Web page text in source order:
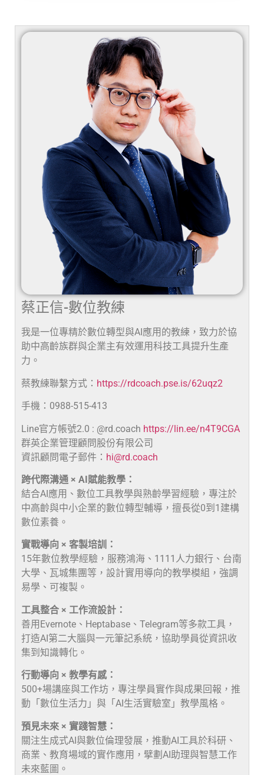
蔡正信-數位教練
我是一位專精於數位轉型與AI應用的教練，致力於協
助中高齡族群與企業主有效運用科技工具提升生產
力。
蔡教練聯繫方式： https://rdcoach.pse.is/62uqz2
手機：0988-515-413
Line官方帳號2.0 : @rd.coach https://lin.ee/n4T9CGA
群英企業管理顧問股份有限公司
資訊顧問電子郵件： hi@rd.coach
跨代際溝通 × AI賦能教學：
結合AI應用、數位工具教學與熟齡學習經驗，專注於
中高齡與中小企業的數位轉型輔導，擅長從0到1建構
數位素養。
實戰導向 × 客製培訓：
15年數位教學經驗，服務鴻海、1111人力銀行、台南
大學、瓦城集團等，設計實用導向的教學模組，強調
易學、可複製。
工具整合 × 工作流設計：
善用Evernote、Heptabase、Telegram等多款工具，
打造AI第二大腦與一元筆記系統，協助學員從資訊收
集到知識轉化。
行動導向 × 教學有感：
500+場講座與工作坊，專注學員實作與成果回報，推
動「數位生活力」與「AI生活實驗室」教學風格。
預見未來 × 實踐智慧：
關注生成式AI與數位倫理發展，推動AI工具於科研、
商業、教育場域的實作應用，擘劃AI助理與智慧工作
未來藍圖。